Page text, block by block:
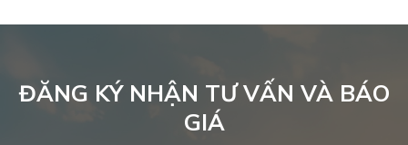
ĐĂNG KÝ NHẬN TƯ VẤN VÀ BÁO
GIÁ